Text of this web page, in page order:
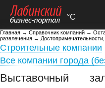
°C
Главная → Справочник компаний →
развлечения →
Строительные компании
Все компании города
Выставочный